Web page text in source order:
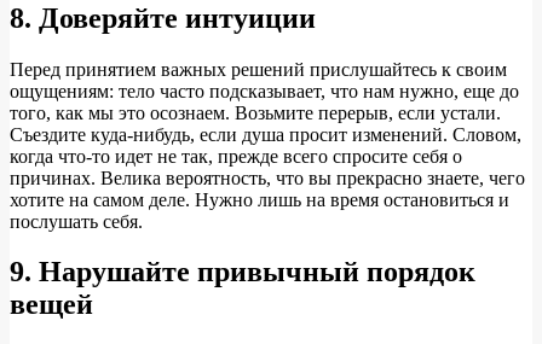
8. Доверяйте интуиции
Перед принятием важных решений прислушайтесь к своим
ощущениям: тело часто подсказывает, что нам нужно, еще до
того, как мы это осознаем. Возьмите перерыв, если устали.
Съездите куда-нибудь, если душа просит изменений. Словом,
когда что-то идет не так, прежде всего спросите себя о
причинах. Велика вероятность, что вы прекрасно знаете, чего
хотите на самом деле. Нужно лишь на время остановиться и
послушать себя.
9. Нарушайте привычный порядок
вещей